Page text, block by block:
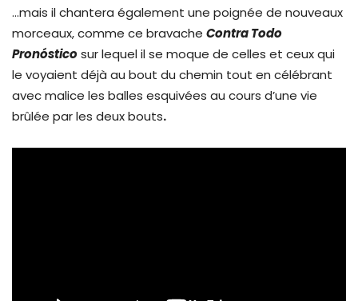
…mais il chantera également une poignée de nouveaux
morceaux, comme ce bravache Contra Todo
Pronósticosur lequel il se moque de celles et ceux qui
le voyaient déjà au bout du chemin tout en célébrant
avec malice les balles esquivées au cours d’une vie
brûlée par les deux bouts.